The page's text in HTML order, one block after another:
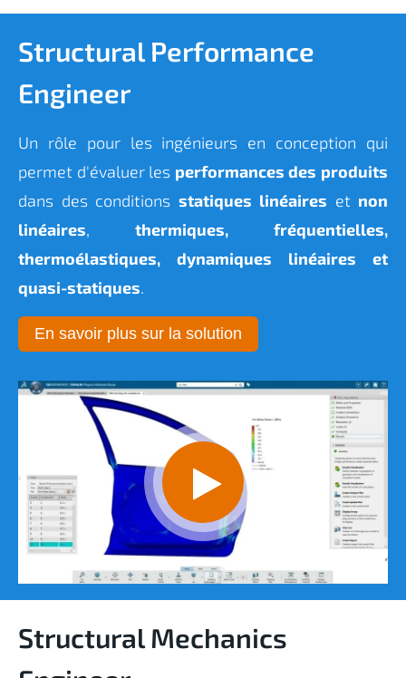
Structural Performance
Engineer
Un rôle pour les ingénieurs en conception qui
permet d'évaluer les performances des produits
dans des conditions statiques linéaires et non
linéaires, thermiques, fréquentielles,
thermoélastiques, dynamiques linéaires et
quasi-statiques.
En savoir plus sur la solution
Structural Mechanics